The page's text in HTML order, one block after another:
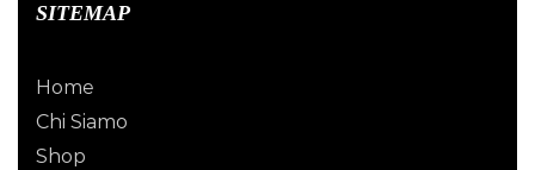
SITEMAP
Home
Chi Siamo
Shop